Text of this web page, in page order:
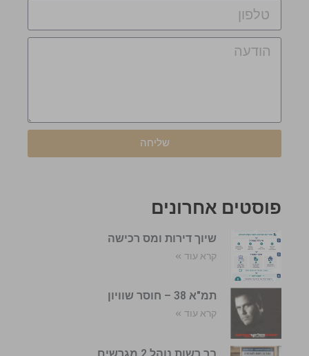
שליחה
פוסטים אחרונים
שיוך דירות ומס רכישה
קרא עוד »
תמ"א 38 – חוסר שוויון
קרא עוד »